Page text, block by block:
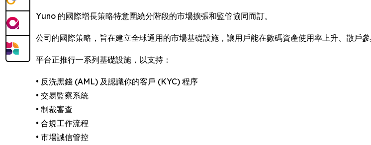
Yuno 的國際增長策略特意圍繞分階段的市場擴張和監管協同而訂。
公司的國際策略，旨在建立全球通用的市場基礎設施，讓用戶能在數碼資產使用率上升、散戶
平台正推行一系列基礎設施，以支持：
• 反洗黑錢 (AML) 及認識你的客戶 (KYC) 程序
• 交易監察系統
• 制裁審查
• 合規工作流程
• 市場誠信管控